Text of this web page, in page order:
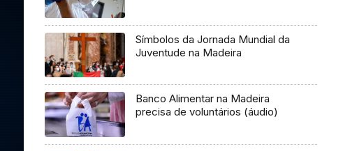
Símbolos da Jornada Mundial da
Juventude na Madeira
Banco Alimentar na Madeira
precisa de voluntários (áudio)